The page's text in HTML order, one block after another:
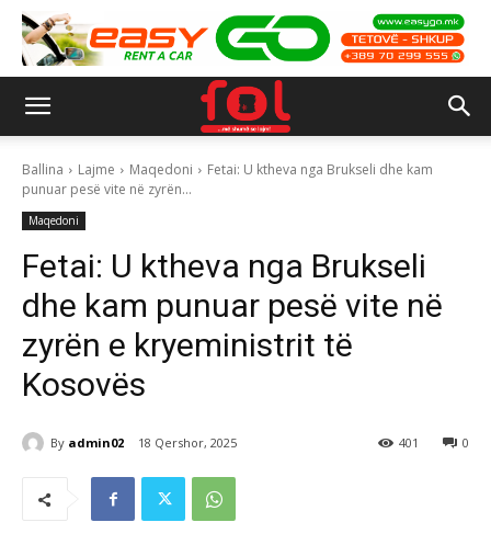
Ballina Lajme Maqedoni
Fetai: U ktheva nga Brukseli dhe kam
punuar pesë vite në zyrën...
Maqedoni
Fetai: U ktheva nga Brukseli
dhe kam punuar pesë vite në
zyrën e kryeministrit të
Kosovës
By admin02 18 Qershor, 2025 0
401